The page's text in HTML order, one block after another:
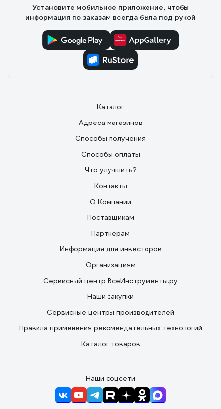
Установите мобильное приложение, чтобы
информация по заказам всегда была под рукой
Каталог
Адреса магазинов
Способы получения
Способы оплаты
Что улучшить?
Контакты
О Компании
Поставщикам
Партнерам
Информация для инвесторов
Организациям
Сервисный центр ВсеИнструменты.ру
Наши закупки
Сервисные центры производителей
Правила применения рекомендательных технологий
Каталог товаров
Наши соцсети